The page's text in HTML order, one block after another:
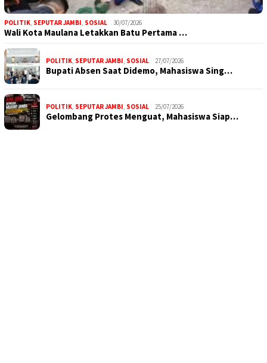
POLITIK, SEPUTAR JAMBI, SOSIAL 30/07/2026
Wali Kota Maulana Letakkan Batu Pertama …
POLITIK, SEPUTAR JAMBI, SOSIAL 27/07/2026
Bupati Absen Saat Didemo, Mahasiswa Sing…
POLITIK, SEPUTAR JAMBI, SOSIAL 25/07/2026
Gelombang Protes Menguat, Mahasiswa Siap…